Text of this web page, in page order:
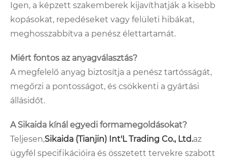
Igen, a képzett szakemberek kijavíthatják a kisebb
kopásokat, repedéseket vagy felületi hibákat,
meghosszabbítva a penész élettartamát.
Miért fontos az anyagválasztás?
A megfelelő anyag biztosítja a penész tartósságát,
megőrzi a pontosságot, és csökkenti a gyártási
állásidőt.
A Sikaida kínál egyedi formamegoldásokat?
Teljesen,Sikaida (Tianjin) Int'L Trading Co., Ltd.az
ügyfél specifikációira és összetett tervekre szabott